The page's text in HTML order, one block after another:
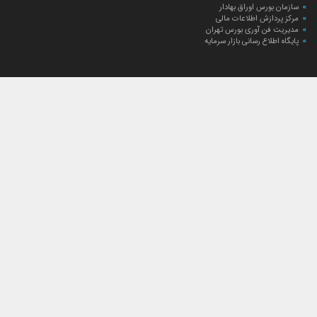
سازمان بورس اوراق بهادار
مرکز پردازش اطلاعات مالی
مدیریت فن آوری بورس تهران
پایگاه اطلاع رسانی بازار سرمایه
ارتباط با صندوق